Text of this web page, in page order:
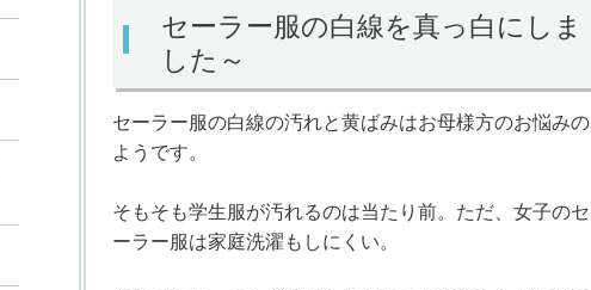
セーラー服の白線を真っ白にしま
した～
セーラー服の白線の汚れと黄ばみはお母様方のお悩みの
ようです。
そもそも学生服が汚れるのは当たり前。ただ、女子のセ
ーラー服は家庭洗濯もしにくい。